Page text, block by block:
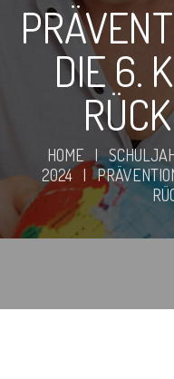
DIE 6.
HOME |
2024 |